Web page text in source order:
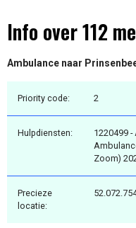
Info over 112
Ambulance naar
Priority code: 2
Hulpdiensten:
1220499
Zoom)
Precieze
locatie: